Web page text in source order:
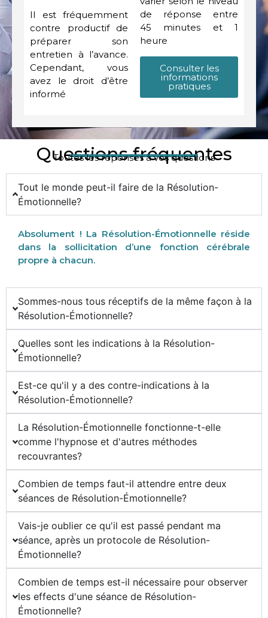
Il est fréquemment
contre productif de
préparer son
entretien à l’avance.
Cependant, vous
avez le droit d’être
informé
de réponse entre
45 minutes et 1
heure
Consulter les
informations
pratiques
Questions fréquentes
Toutes les réponses à vos questions
Tout le monde peut-il faire de la Résolution-
Émotionnelle?
Absolument ! La Résolution-Émotionnelle réside
dans la sollicitation d’une fonction cérébrale
propre à chacun.
Sommes-nous tous réceptifs de la même façon à la
Résolution-Émotionnelle?
Quelles sont les indications à la Résolution-
Émotionnelle?
Est-ce qu'il y a des contre-indications à la
Résolution-Émotionnelle?
La Résolution-Émotionnelle fonctionne-t-elle
comme l'hypnose et d'autres méthodes
recouvrantes?
Combien de temps faut-il attendre entre deux
séances de Résolution-Émotionnelle?
Vais-je oublier ce qu'il est passé pendant ma
séance, après un protocole de Résolution-
Émotionnelle?
Combien de temps est-il nécessaire pour observer
les effects d'une séance de Résolution-
Émotionnelle?